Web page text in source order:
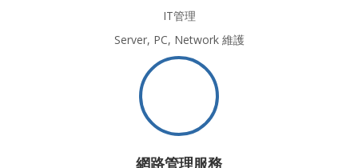
IT管理
Server, PC, Network 維護
網路管理服務